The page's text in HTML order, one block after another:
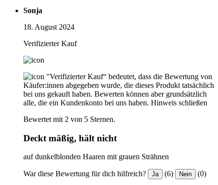
Sonja
18. August 2024
Verifizierter Kauf
"Verifizierter Kauf“ bedeutet, dass die Bewertung von
Käufer:innen abgegeben wurde, die dieses Produkt tatsächlich
bei uns gekauft haben. Bewerten können aber grundsätzlich
alle, die ein Kundenkonto bei uns haben. Hinweis schließen
Bewertet mit 2 von 5 Sternen.
Deckt mäßig, hält nicht
auf dunkelblonden Haaren mit grauen Strähnen
War diese Bewertung für dich hilfreich? Ja (6) Nein (0)